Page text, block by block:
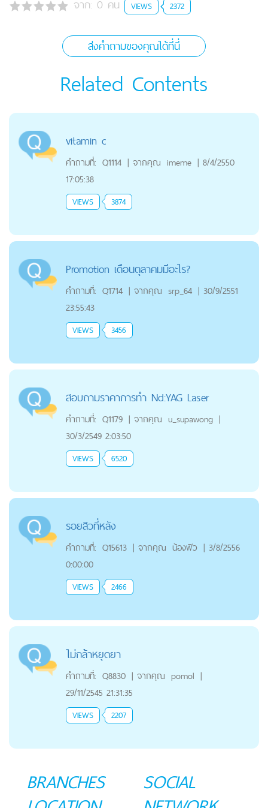
จาก: 0 คน VIEWS 2372
ส่งคำถามของคุณได้ที่นี่
Related Contents
vitamin c
คำถามที่: Q1114 | จากคุณ imeme | 8/4/2550
17:05:38
VIEWS 3874
Promotion เดือนตุลาคมมีอะไร?
คำถามที่: Q1714 | จากคุณ srp_64 | 30/9/2551
23:55:43
VIEWS 3456
สอบถามราคาการทำ Nd:YAG Laser
คำถามที่: Q1179 | จากคุณ u_supawong |
30/3/2549 2:03:50
VIEWS 6520
รอยสิวที่หลัง
คำถามที่: Q15613 | จากคุณ น้องฟิว | 3/8/2556
0:00:00
VIEWS 2466
ไม่กล้าหยุดยา
คำถามที่: Q8830 | จากคุณ pomol |
29/11/2545 21:31:35
VIEWS 2207
BRANCHES
SOCIAL